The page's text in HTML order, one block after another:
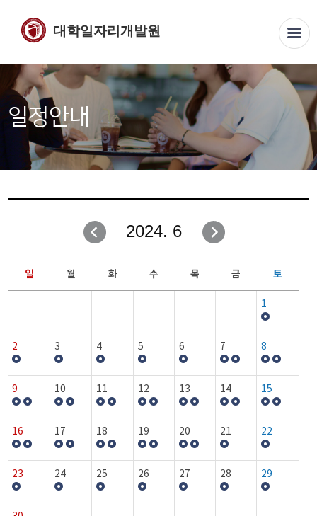
대학일자리개발원
일정안내
2024. 6
일 월 화 수 목 금 토
1
2 3 4 5 6 7 8
9 10 11 12 13 14 15
16 17 18 19 20 21 22
23 24 25 26 27 28 29